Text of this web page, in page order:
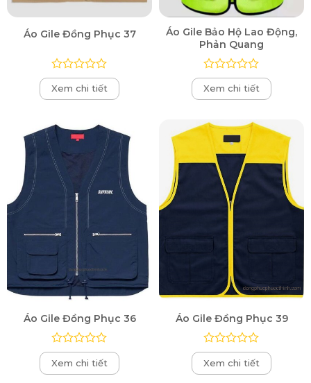
Áo Gile Đồng Phục 37
Được
xếp
hạng
5
sao
Xem chi tiết
Áo Gile Bảo Hộ Lao Động,
Phản Quang
Được
xếp
hạng
5
sao
Xem chi tiết
Áo Gile Đồng Phục 36
Được
xếp
hạng
Xem chi tiết
Áo Gile Đồng Phục 39
Được
xếp
hạng
Xem chi tiết